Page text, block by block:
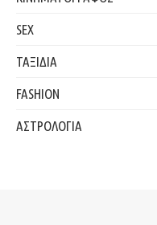
SEX
ΤΑΞΙΔΙΑ
FASHION
ΑΣΤΡΟΛΟΓΙΑ